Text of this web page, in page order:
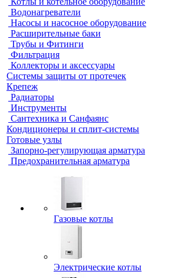
Водонагреватели
Насосы и насосное оборудование
Расширительные баки
Трубы и Фитинги
Фильтрация
Коллекторы и аксессуары
Системы защиты от протечек
Крепеж
Радиаторы
Инструменты
Сантехника и Санфаянс
Кондиционеры и сплит-системы
Готовые узлы
Запорно-регулирующая арматура
Предохранительная арматура
Газовые котлы
Электрические котлы